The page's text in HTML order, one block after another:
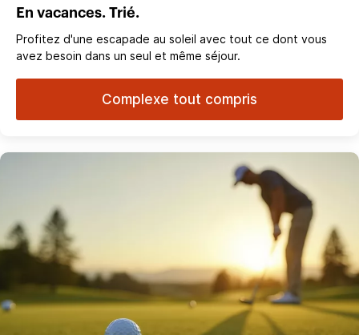
En vacances. Trié.
Profitez d'une escapade au soleil avec tout ce dont vous
avez besoin dans un seul et même séjour.
Complexe tout compris